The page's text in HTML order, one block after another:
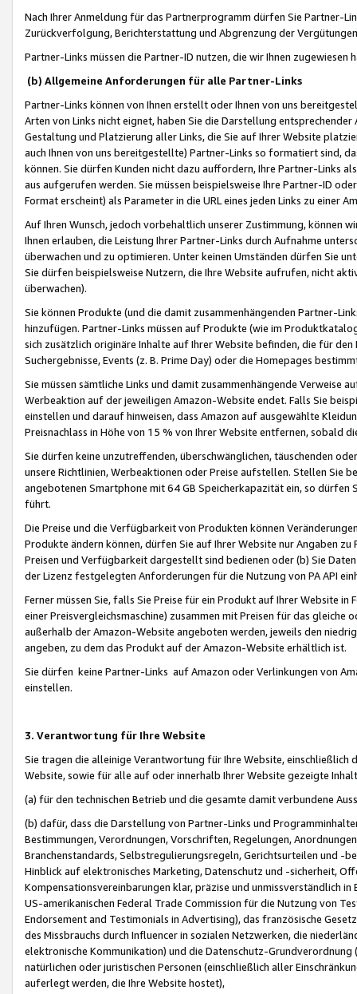
Nach Ihrer Anmeldung für das Partnerprogramm dürfen Sie Partner-
Zurückverfolgung, Berichterstattung und Abgrenzung der
Partner-Links müssen die Partner-ID nutzen, die wir Ihnen zugewiesen
(b) Allgemeine Anforderungen für alle Partner-Links
Partner-Links können von Ihnen erstellt oder Ihnen von uns
Arten von Links nicht eignet, haben Sie die Darstellung
Gestaltung und Platzierung aller Links, die Sie auf Ihrer Website
auch Ihnen von uns bereitgestellte) Partner-Links so formatiert sind,
können. Sie dürfen Kunden nicht dazu auffordern, Ihre Partner-Links
aus aufgerufen werden. Sie müssen beispielsweise Ihre Partner-ID
Format erscheint) als Parameter in die URL eines jeden Links zu einer
Auf Ihren Wunsch, jedoch vorbehaltlich unserer Zustimmung, können
Ihnen erlauben, die Leistung Ihrer Partner-Links durch Aufnahme
überwachen und zu optimieren. Unter keinen Umständen dürfen Sie
Sie dürfen beispielsweise Nutzern, die Ihre Website aufrufen, nicht
überwachen).
Sie können Produkte (und die damit zusammenhängenden Partner-
hinzufügen. Partner-Links müssen auf Produkte (wie im
sich zusätzlich originäre Inhalte auf Ihrer Website befinden, die für
Suchergebnisse, Events (z. B. Prime Day) oder die Homepages
Sie müssen sämtliche Links und damit zusammenhängende
Werbeaktion auf der jeweiligen Amazon-Website endet. Falls Sie
einstellen und darauf hinweisen, dass Amazon auf ausgewählte
Preisnachlass in Höhe von 15 % von Ihrer Website entfernen, sobald
Sie dürfen keine unzutreffenden, überschwänglichen, täuschenden
unsere Richtlinien, Werbeaktionen oder Preise aufstellen. Stellen Sie
angebotenen Smartphone mit 64 GB Speicherkapazität ein, so dürfen
führt.
Die Preise und die Verfügbarkeit von Produkten können
Produkte ändern können, dürfen Sie auf Ihrer Website nur Angaben
Preisen und Verfügbarkeit dargestellt sind bedienen oder (b) Sie
der Lizenz festgelegten Anforderungen für die Nutzung von PA API
Ferner müssen Sie, falls Sie Preise für ein Produkt auf Ihrer Website
einer Preisvergleichsmaschine) zusammen mit Preisen für das
außerhalb der Amazon-Website angeboten werden, jeweils den
angeben, zu dem das Produkt auf der Amazon-Website erhältlich ist.
Sie dürfen keine Partner-Links auf Amazon oder Verlinkungen von
einstellen.
3. Verantwortung für Ihre Website
Sie tragen die alleinige Verantwortung für Ihre Website,
Website, sowie für alle auf oder innerhalb Ihrer Website gezeigte
(a) für den technischen Betrieb und die gesamte damit verbundene
(b) dafür, dass die Darstellung von Partner-Links und
Bestimmungen, Verordnungen, Vorschriften, Regelungen,
Branchenstandards, Selbstregulierungsregeln, Gerichtsurteilen und -
Hinblick auf elektronisches Marketing, Datenschutz und -sicherheit,
Kompensationsvereinbarungen klar, präzise und unmissverständlich
US-amerikanischen Federal Trade Commission für die Nutzung von
Endorsement and Testimonials in Advertising), das französische
des Missbrauchs durch Influencer in sozialen Netzwerken, die
elektronische Kommunikation) und die Datenschutz-
natürlichen oder juristischen Personen (einschließlich aller
auferlegt werden, die Ihre Website hostet),